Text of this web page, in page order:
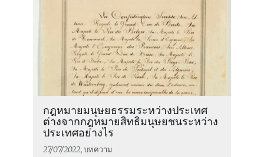
กฎหมายมนุษยธรรมระหว่างประเทศ
ต่างจากกฎหมายสิทธิมนุษยชนระหว่าง
ประเทศอย่างไร
27/07/2022, บทความ